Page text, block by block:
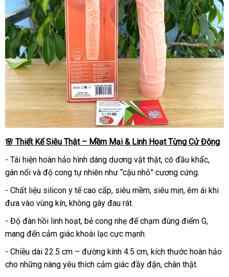
🌸 Thiết Kế Siêu Thật – Mềm Mại & Linh Hoạt Từng Cử Động
- Tái hiện hoàn hảo hình dáng dương vật thật, có đầu khấc,
gân nổi và độ cong tự nhiên như “cậu nhỏ” cương cứng.
- Chất liệu silicon y tế cao cấp, siêu mềm, siêu mịn, êm ái khi
đưa vào vùng kín, không gây đau rát.
- Độ đàn hồi linh hoạt, bẻ cong nhẹ để chạm đúng điểm G,
mang đến cảm giác khoái lạc cực mạnh.
- Chiều dài 22.5 cm – đường kính 4.5 cm, kích thước hoàn hảo
cho những nàng yêu thích cảm giác đầy đặn, chân thật.